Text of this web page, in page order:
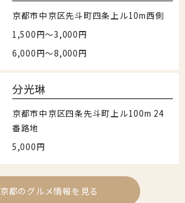
京都市中京区先斗町四条上ル10m西側
1,500円～3,000円
6,000円～8,000円
分光琳
京都市中京区四条先斗町上ル100m 24
番路地
5,000円
京都のグルメ情報を見る